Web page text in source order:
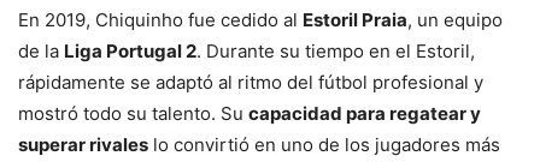
En 2019, Chiquinho fue cedido al Estoril Praia, un equipo
de la Liga Portugal 2. Durante su tiempo en el Estoril,
rápidamente se adaptó al ritmo del fútbol profesional y
mostró todo su talento. Su capacidad para regatear y
superar rivales lo convirtió en uno de los jugadores más